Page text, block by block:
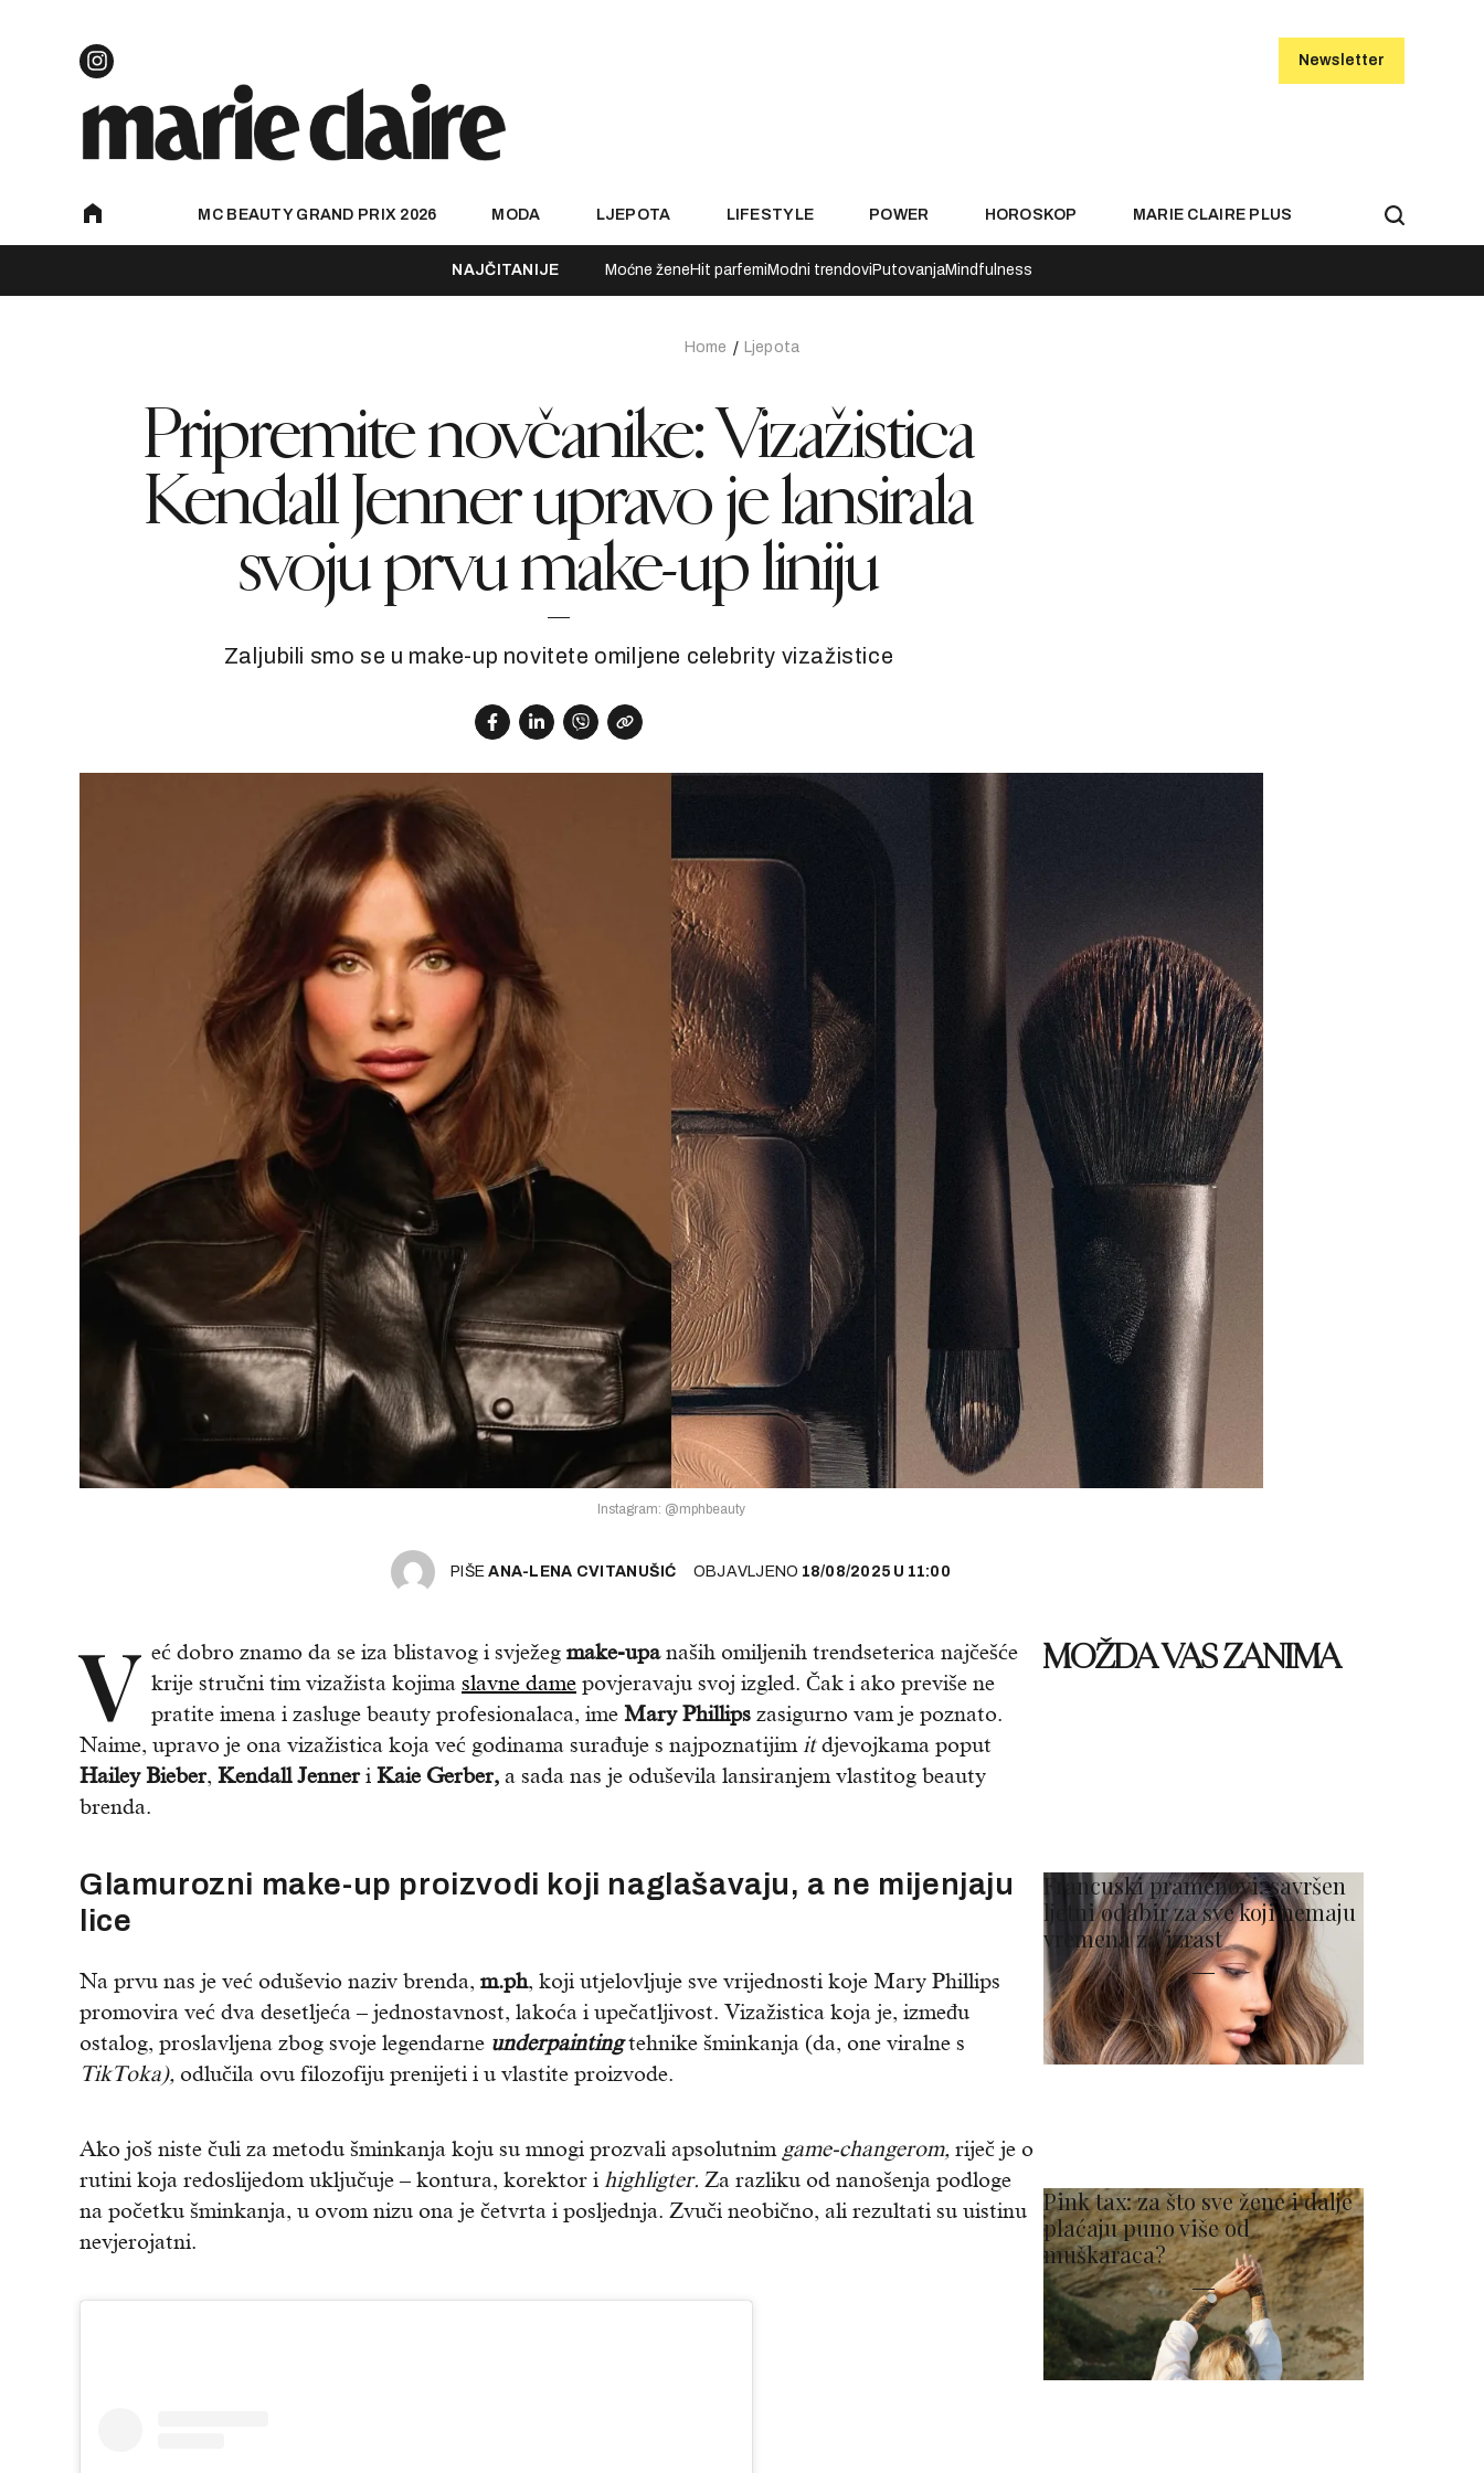
Newsletter
MC BEAUTY GRAND PRIX 2026 MODA LJEPOTA LIFESTYLE POWER HOROSKOP MARIE CLAIRE PLUS
NAJČITANIJE Moćne žene Hit parfemi Modni trendovi PutovanjaMindfulness
Home Ljepota
Pripremite novčanike: Vizažistica
Kendall Jenner upravo je lansirala
svoju prvu make-up liniju
Zaljubili smo se u make-up novitete omiljene celebrity vizažistice
Instagram: @mphbeauty
PIŠEANA-LENA CVITANUŠIĆ OBJAVLJENO 18/08/2025 U 11:00
V eć dobro znamo da se iza blistavog i svježeg make-upanaših omiljenih trendseterica najčešće
krije stručni tim vizažista kojima slavne dame povjeravaju svoj izgled. Čak i ako previše ne
pratite imena i zasluge beauty profesionalaca, ime Mary Phillips zasigurno vam je poznato.
Naime, upravo je ona vizažistica koja već godinama surađuje s najpoznatijimitdjevojkama poput
Hailey Bieber, Kendall Jenneri Kaie Gerber, a sada nas je oduševila lansiranjem vlastitog beauty
brenda.
Glamurozni make-up proizvodi koji naglašavaju, a ne mijenjaju
lice
Na prvu nas je već oduševio naziv brenda, m.ph, koji utjelovljuje sve vrijednosti koje Mary Phillips
promovira već dva desetljeća – jednostavnost, lakoća i upečatljivost. Vizažistica koja je, između
ostalog, proslavljena zbog svoje legendarne underpaintingtehnike šminkanja (da, one viralne s
TikToka), odlučila ovu filozofiju prenijeti i u vlastite proizvode.
Ako još niste čuli za metodu šminkanja koju su mnogi prozvali apsolutnim game-changerom, riječ je o
rutini koja redoslijedom uključuje – kontura, korektor i highligter. Za razliku od nanošenja podloge
na početku šminkanja, u ovom nizu ona je četvrta i posljednja. Zvuči neobično, ali rezultati su uistinu
nevjerojatni.
MOŽDA VAS ZANIMA
Francuski pramenovi: savršen
ljetni odabir za sve koji nemaju
vremena za izrast
Pink tax: za što sve žene i dalje
plaćaju puno više od
muškaraca?